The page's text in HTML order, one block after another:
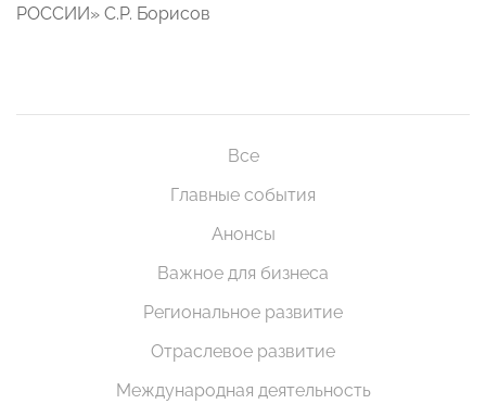
РОССИИ» С.Р. Борисов
Все
Главные события
Анонсы
Важное для бизнеса
Региональное развитие
Отраслевое развитие
Международная деятельность